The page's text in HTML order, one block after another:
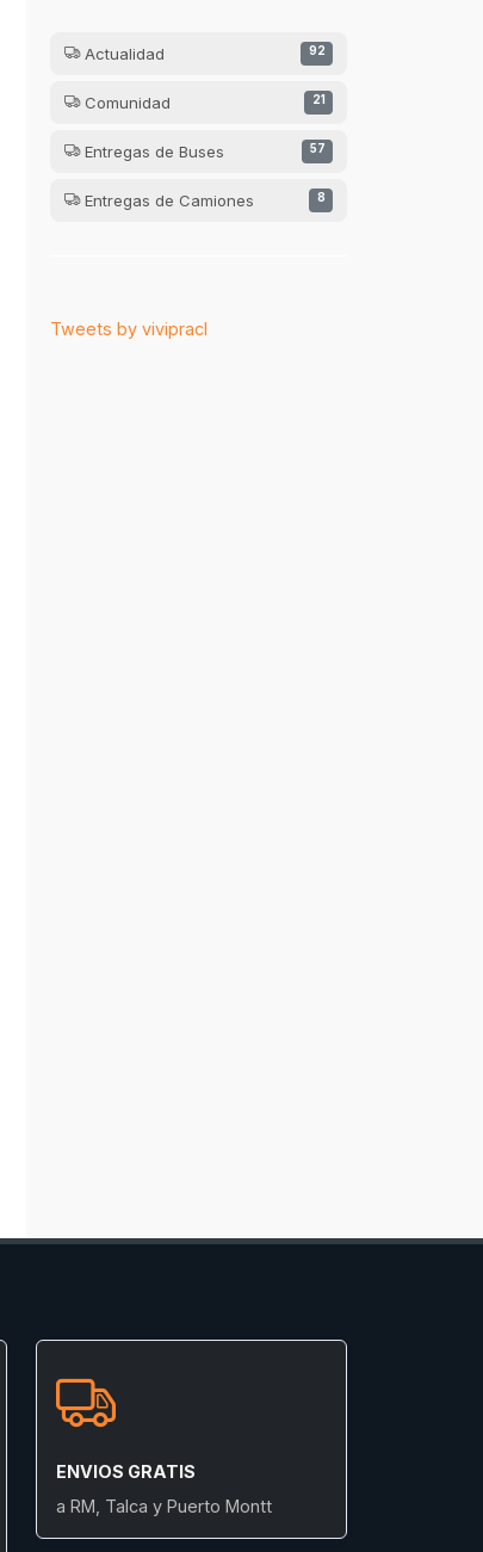
Actualidad 92
Comunidad 21
Entregas de Buses 57
Entregas de Camiones 8
Tweets by vivipracl
ENVIOS GRATIS
a RM, Talca y Puerto Montt